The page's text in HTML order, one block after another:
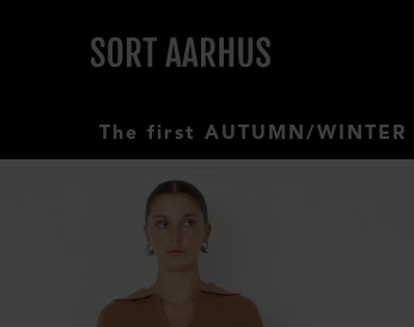
The first AUTUMN/WINTER items